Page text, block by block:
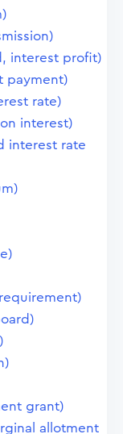
interest profit)
payment)
rate)
interest)
interest rate
grant)
allotment